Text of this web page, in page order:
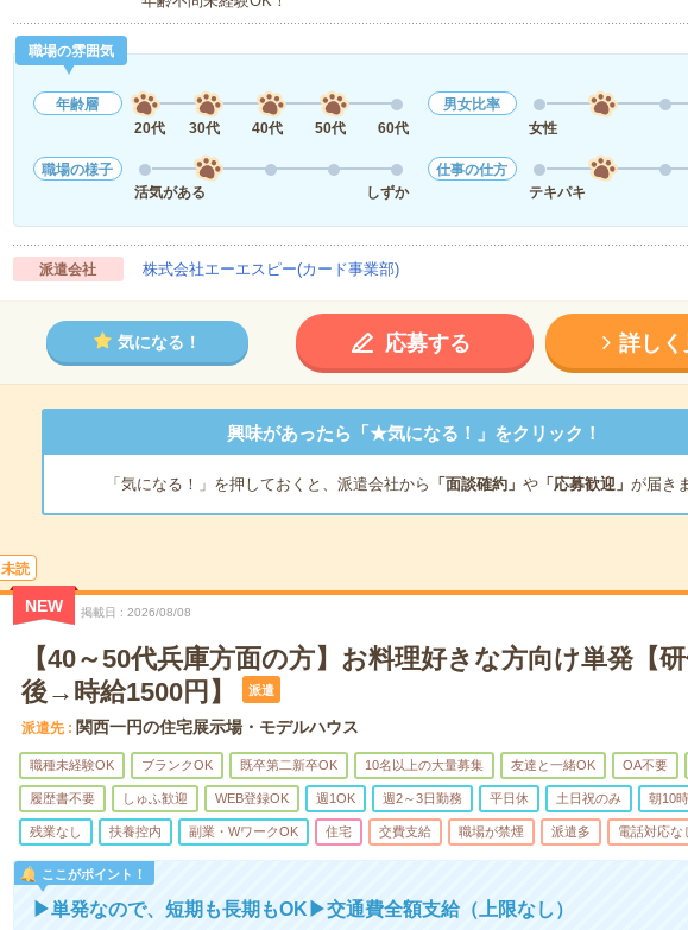
職場の雰囲気
年齢層
20代
30代 40代 50代 60代
男女比率
女性
職場の様子
活気がある
しずか
仕事の仕方
テキパキ
派遣会社 株式会社エーエスピー(カード事業部)
気になる！ 応募する 詳しく
興味があったら「★気になる！」をクリック！
「気になる！」を押しておくと、派遣会社から 「面談確約」 や「応募歓迎」 が届き
未読
NEW 掲載日 2026/08/08
【40～50代兵庫方面の方】お料理好きな方向け単発【
後→時給1500円】
派遣
派遣先 関西一円の住宅展示場・モデルハウス
職種未経験OK ブランクOK 既卒第二新卒OK 10名以上の大量募集 友達と一緒OK OA不要
履歴書不要 しゅふ歓迎 WEB登録OK 週1OK 週2～3日勤務 平日休 土日祝のみ 朝10
残業なし 扶養控内 副業・WワークOK 住宅 交費支給 職場が禁煙 派遣多 電話対応な
ここがポイント！
▶単発なので、短期も長期もOK▶交通費全額支給（上限なし）